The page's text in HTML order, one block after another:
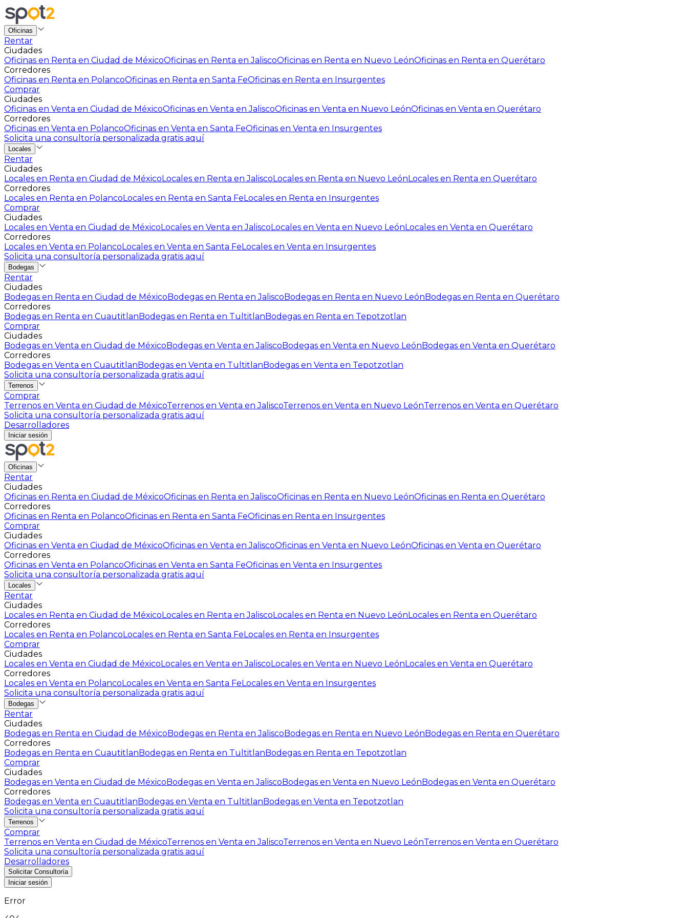
Oficinas
Rentar
Ciudades
Oficinas en Renta en Ciudad de MéxicoOficinas en Renta en JaliscoOficinas en Renta en Nuevo LeónOficinas en Renta en Querétaro
Corredores
Oficinas en Renta en PolancoOficinas en Renta en Santa FeOficinas en Renta en Insurgentes
Comprar
Ciudades
Oficinas en Venta en Ciudad de MéxicoOficinas en Venta en JaliscoOficinas en Venta en Nuevo LeónOficinas en Venta en Querétaro
Corredores
Oficinas en Venta en PolancoOficinas en Venta en Santa FeOficinas en Venta en Insurgentes
Solicita una consultoría personalizada gratis aquí
Locales
Rentar
Ciudades
Locales en Renta en Ciudad de MéxicoLocales en Renta en JaliscoLocales en Renta en Nuevo LeónLocales en Renta en Querétaro
Corredores
Locales en Renta en PolancoLocales en Renta en Santa FeLocales en Renta en Insurgentes
Comprar
Ciudades
Locales en Venta en Ciudad de MéxicoLocales en Venta en JaliscoLocales en Venta en Nuevo LeónLocales en Venta en Querétaro
Corredores
Locales en Venta en PolancoLocales en Venta en Santa FeLocales en Venta en Insurgentes
Solicita una consultoría personalizada gratis aquí
Bodegas
Rentar
Ciudades
Bodegas en Renta en Ciudad de MéxicoBodegas en Renta en JaliscoBodegas en Renta en Nuevo LeónBodegas en Renta en Querétaro
Corredores
Bodegas en Renta en CuautitlanBodegas en Renta en TultitlanBodegas en Renta en Tepotzotlan
Comprar
Ciudades
Bodegas en Venta en Ciudad de MéxicoBodegas en Venta en JaliscoBodegas en Venta en Nuevo LeónBodegas en Venta en Querétaro
Corredores
Bodegas en Venta en CuautitlanBodegas en Venta en TultitlanBodegas en Venta en Tepotzotlan
Solicita una consultoría personalizada gratis aquí
Terrenos
Comprar
Terrenos en Venta en Ciudad de MéxicoTerrenos en Venta en JaliscoTerrenos en Venta en Nuevo LeónTerrenos en Venta en Querétaro
Solicita una consultoría personalizada gratis aquí
Desarrolladores
Iniciar sesión
Oficinas
Rentar
Ciudades
Oficinas en Renta en Ciudad de MéxicoOficinas en Renta en JaliscoOficinas en Renta en Nuevo LeónOficinas en Renta en Querétaro
Corredores
Oficinas en Renta en PolancoOficinas en Renta en Santa FeOficinas en Renta en Insurgentes
Comprar
Ciudades
Oficinas en Venta en Ciudad de MéxicoOficinas en Venta en JaliscoOficinas en Venta en Nuevo LeónOficinas en Venta en Querétaro
Corredores
Oficinas en Venta en PolancoOficinas en Venta en Santa FeOficinas en Venta en Insurgentes
Solicita una consultoría personalizada gratis aquí
Locales
Rentar
Ciudades
Locales en Renta en Ciudad de MéxicoLocales en Renta en JaliscoLocales en Renta en Nuevo LeónLocales en Renta en Querétaro
Corredores
Locales en Renta en PolancoLocales en Renta en Santa FeLocales en Renta en Insurgentes
Comprar
Ciudades
Locales en Venta en Ciudad de MéxicoLocales en Venta en JaliscoLocales en Venta en Nuevo LeónLocales en Venta en Querétaro
Corredores
Locales en Venta en PolancoLocales en Venta en Santa FeLocales en Venta en Insurgentes
Solicita una consultoría personalizada gratis aquí
Bodegas
Rentar
Ciudades
Bodegas en Renta en Ciudad de MéxicoBodegas en Renta en JaliscoBodegas en Renta en Nuevo LeónBodegas en Renta en Querétaro
Corredores
Bodegas en Renta en CuautitlanBodegas en Renta en TultitlanBodegas en Renta en Tepotzotlan
Comprar
Ciudades
Bodegas en Venta en Ciudad de MéxicoBodegas en Venta en JaliscoBodegas en Venta en Nuevo LeónBodegas en Venta en Querétaro
Corredores
Bodegas en Venta en CuautitlanBodegas en Venta en TultitlanBodegas en Venta en Tepotzotlan
Solicita una consultoría personalizada gratis aquí
Terrenos
Comprar
Terrenos en Venta en Ciudad de MéxicoTerrenos en Venta en JaliscoTerrenos en Venta en Nuevo LeónTerrenos en Venta en Querétaro
Solicita una consultoría personalizada gratis aquí
Desarrolladores
Solicitar Consultoría
Iniciar sesión
Error